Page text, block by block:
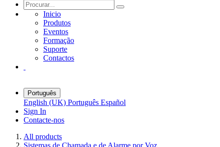
Inicio
Produtos
Eventos
Formação
Suporte
Contactos
Português
English (UK) Português Español
Sign In
Contacte-nos
All products
Sistemas de Chamada e de Alarme por Voz